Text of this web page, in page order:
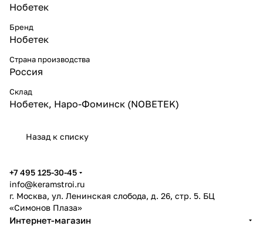
Нобетек
Бренд
Нобетек
Страна производства
Россия
Склад
Нобетек, Наро-Фоминск (NOBETEK)
Назад к списку
+7 495 125-30-45
info@keramstroi.ru
г. Москва, ул. Ленинская слобода, д. 26, стр. 5. БЦ
«Симонов Плаза»
Интернет-магазин